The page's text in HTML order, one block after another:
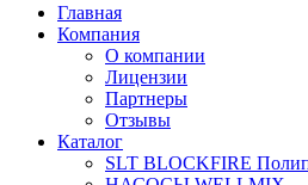
Главная
Компания
О компании
Лицензии
Партнеры
Отзывы
Каталог
SLT BLOCKFIRE